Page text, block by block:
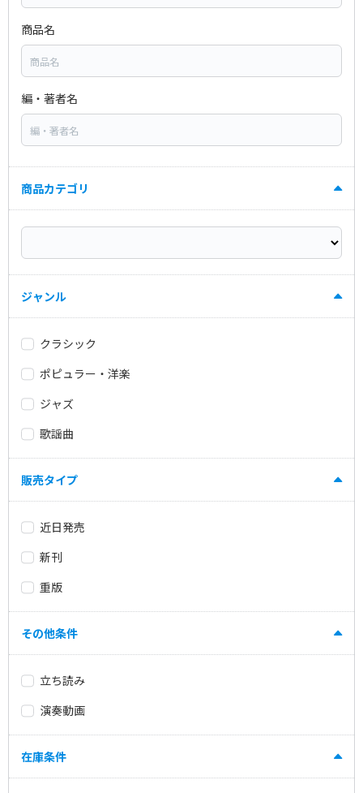
商品名
編・著者名
商品カテゴリ
ジャンル
クラシック
ポピュラー・洋楽
ジャズ
歌謡曲
販売タイプ
近日発売
新刊
重版
その他条件
立ち読み
演奏動画
在庫条件